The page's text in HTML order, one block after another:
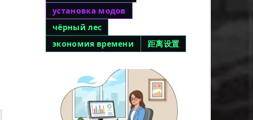
установка модов
чёрный лес
экономия времени
距离设置